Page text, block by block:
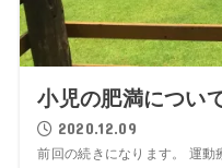
小児の肥満につ
2020.12.09
前回の続きになります。 運動